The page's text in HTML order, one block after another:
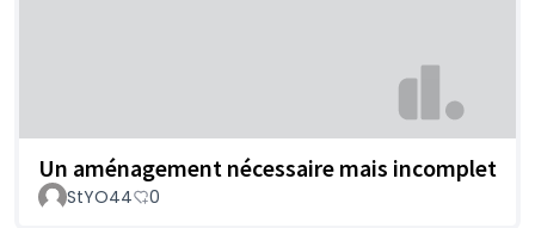
Un aménagement nécessaire mais incomplet
StYO44 0